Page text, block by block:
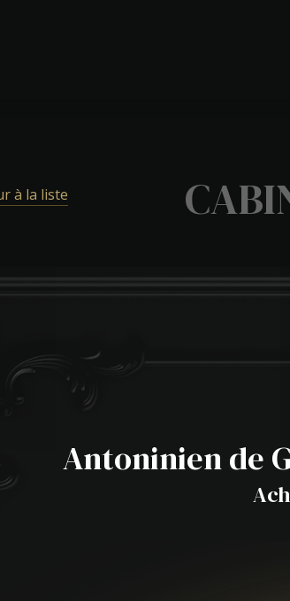
à la liste
Antoninien de